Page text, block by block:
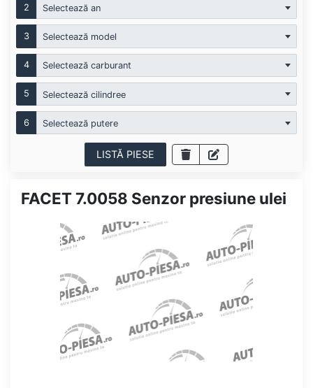
2 Selectează an
3 Selectează model
4 Selectează carburant
5 Selectează cilindree
6 Selectează putere
LISTĂ PIESE
FACET 7.0058 Senzor presiune ulei